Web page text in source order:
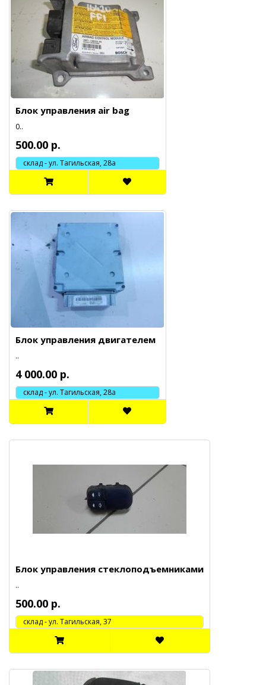
Блок управления air bag
0..
500.00 р.
склад - ул. Тагильская, 28а
Блок управления двигателем
..
4 000.00 р.
склад - ул. Тагильская, 28а
Блок управления стеклоподъемниками
..
500.00 р.
cклад - ул. Тагильская, 37